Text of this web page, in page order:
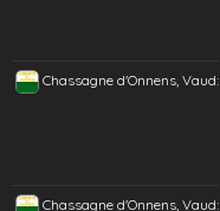
Chassagne d'Onnens, Vaud:
Chassagne d'Onnens, Vaud: